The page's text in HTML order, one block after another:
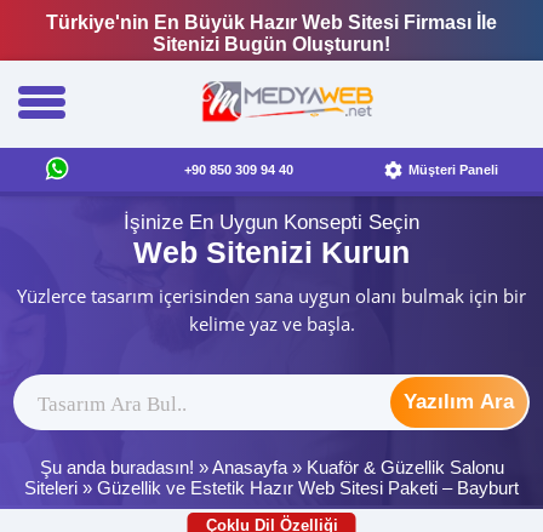
Türkiye'nin En Büyük Hazır Web Sitesi Firması İle
Sitenizi Bugün Oluşturun!
+90 850 309 94 40 Müşteri Paneli
İşinize En Uygun Konsepti Seçin
Web Sitenizi Kurun
Yüzlerce tasarım içerisinden sana uygun olanı bulmak için bir
kelime yaz ve başla.
Yazılım Ara
Şu anda buradasın! »Anasayfa» Kuaför & Güzellik Salonu
Siteleri » Güzellik ve Estetik Hazır Web Sitesi Paketi – Bayburt
Çoklu Dil Özelliği